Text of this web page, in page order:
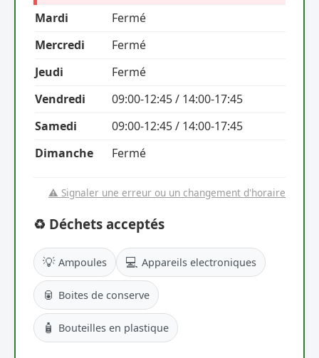
Mardi
Fermé
Mercredi
Fermé
Jeudi
Fermé
Vendredi
09:00-12:45 / 14:00-17:45
Samedi
09:00-12:45 / 14:00-17:45
Dimanche
Fermé
⚠️ Signaler une erreur ou un changement d'horaire
♻️ Déchets acceptés
💡 Ampoules 💻 Appareils electroniques
🥫 Boites de conserve
🧴 Bouteilles en plastique